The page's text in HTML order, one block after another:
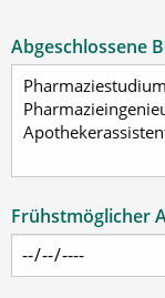
Abgeschlossene
Frühstmöglicher